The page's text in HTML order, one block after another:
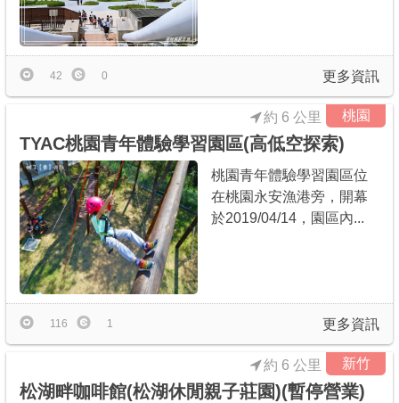
更多資訊
42 0
桃園
約 6 公里
TYAC桃園青年體驗學習園區(高低空探索)
桃園青年體驗學習園區位
在桃園永安漁港旁，開幕
於2019/04/14，園區內...
更多資訊
116 1
新竹
約 6 公里
松湖畔咖啡館(松湖休閒親子莊園)(暫停營業)